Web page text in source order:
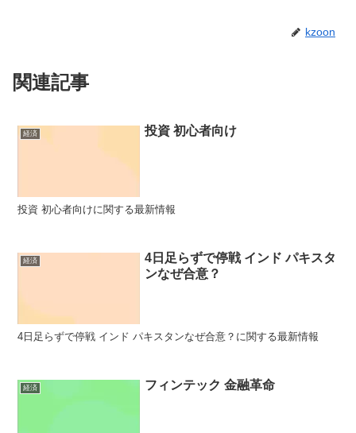
kzoon
関連記事
経済 投資 初心者向け
投資 初心者向けに関する最新情報
経済
4日足らずで停戦 インド パキスタ
ンなぜ合意？
4日足らずで停戦 インド パキスタンなぜ合意？に関する最新情報
経済 フィンテック 金融革命